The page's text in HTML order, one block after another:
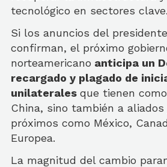
tecnológico en sectores clave.
Si los anuncios del
confirman, el próximo
norteamericano anticipa un
recargado y plagado de
unilaterales que tienen
China, sino también a aliados
próximos como México,
Europea.
La magnitud del cambio